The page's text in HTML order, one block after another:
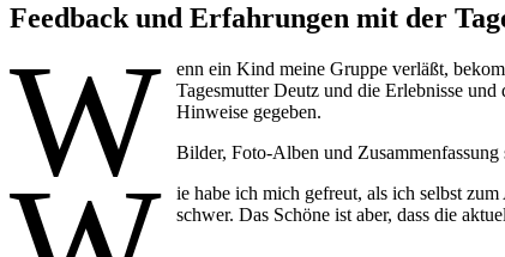
Feedback und Erfahrungen mit der
W
enn ein Kind meine Gruppe verläßt,
Tagesmutter Deutz und die Erlebnisse
Hinweise gegeben.
Bilder, Foto-Alben und
ie habe ich mich gefreut, als ich selbst
schwer. Das Schöne ist aber, dass die